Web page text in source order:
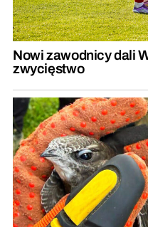
Nowi zawodnicy dali
zwycięstwo